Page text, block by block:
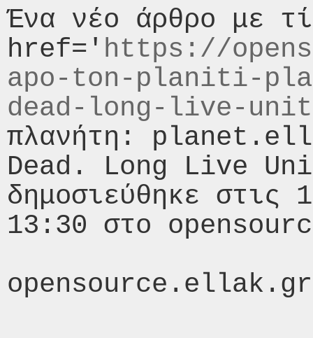
Ένα νέο άρθρο με
href=' https://
apo-ton-planiti-
dead-long-live-
πλανήτη:
Dead. Long Live
δημοσιεύθηκε στις
13:30 στο